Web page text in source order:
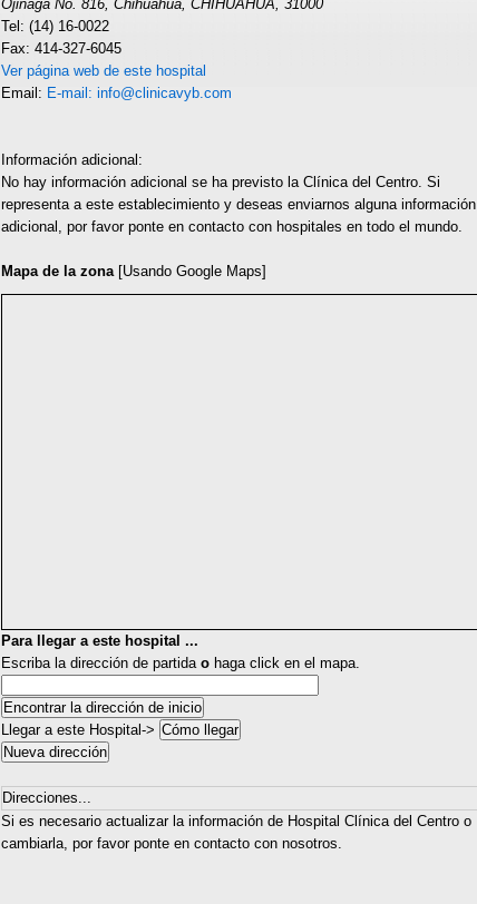
Ojinaga No. 816, Chihuahua, CHIHUAHUA, 31000
Tel: (14) 16-0022
Fax: 414-327-6045
Ver página web de este hospital
Email: E-mail: info@clinicavyb.com
Información adicional:
No hay información adicional se ha previsto la Clínica del Centro. Si
representa a este establecimiento y deseas enviarnos alguna información
adicional, por favor ponte en contacto con hospitales en todo el mundo.
Mapa de la zona[Usando Google Maps]
Para llegar a este hospital ...
Escriba la dirección de partida o haga click en el mapa.
Llegar a este Hospital->
Direcciones...
Si es necesario actualizar la información de Hospital Clínica del Centro o
cambiarla, por favor ponte en contacto con nosotros.